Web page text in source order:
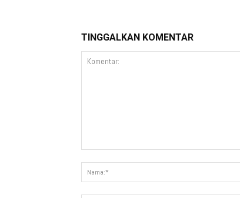
TINGGALKAN KOMENTAR